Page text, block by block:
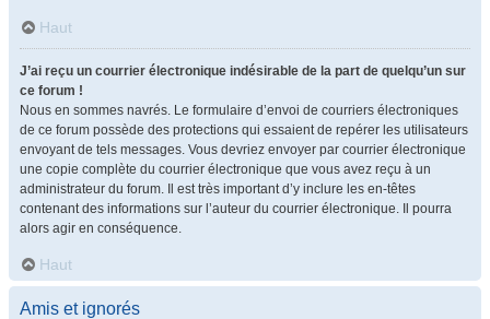
Haut
J’ai reçu un courrier électronique indésirable de la part de quelqu’un sur
ce forum !
Nous en sommes navrés. Le formulaire d’envoi de courriers électroniques
de ce forum possède des protections qui essaient de repérer les utilisateurs
envoyant de tels messages. Vous devriez envoyer par courrier électronique
une copie complète du courrier électronique que vous avez reçu à un
administrateur du forum. Il est très important d’y inclure les en-têtes
contenant des informations sur l’auteur du courrier électronique. Il pourra
alors agir en conséquence.
Haut
Amis et ignorés